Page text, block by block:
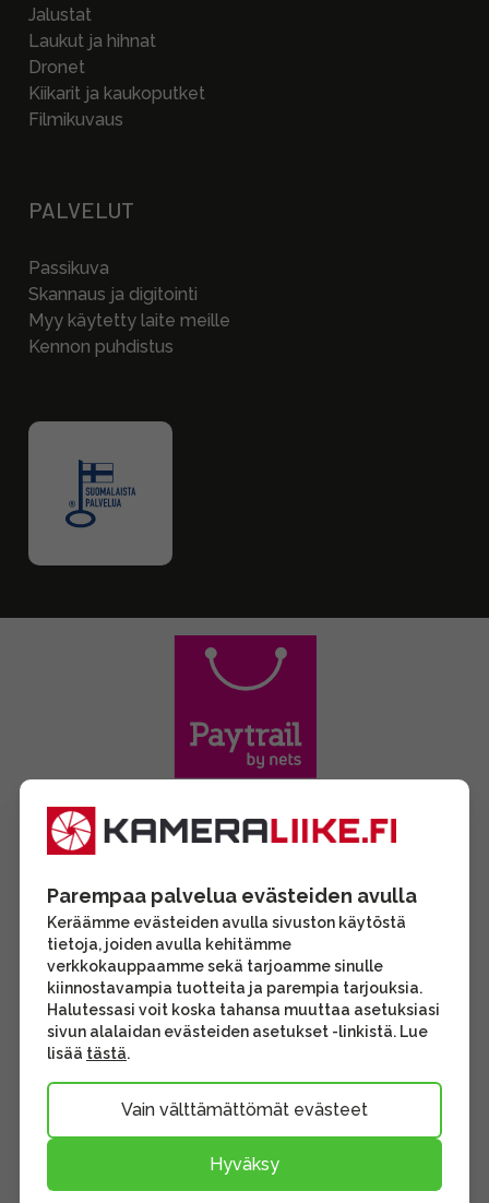
Jalustat
Laukut ja hihnat
Dronet
Kiikarit ja kaukoputket
Filmikuvaus
PALVELUT
Passikuva
Skannaus ja digitointi
Myy käytetty laite meille
Kennon puhdistus
Parempaa palvelua evästeiden avulla
Keräämme evästeiden avulla sivuston käytöstä
tietoja, joiden avulla kehitämme
verkkokauppaamme sekä tarjoamme sinulle
kiinnostavampia tuotteita ja parempia tarjouksia.
Halutessasi voit koska tahansa muuttaa asetuksiasi
sivun alalaidan evästeiden asetukset -linkistä. Lue
lisää tästä.
Vain välttämättömät evästeet
Hyväksy